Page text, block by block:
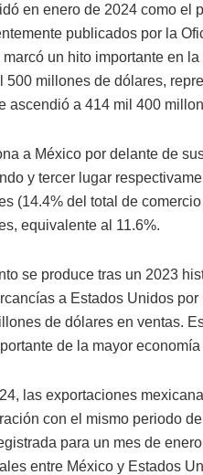
en enero de 2024 como
publicados por la
marcó un hito importante en
500 millones de dólares,
ascendió a 414 mil 400
a México por delante de
y tercer lugar
(14.4% del total de
equivalente al 11.6%.
se produce tras un 2023
a Estados Unidos
de dólares en ventas.
de la mayor
las exportaciones
con el mismo periodo
para un mes de
entre México y Estados